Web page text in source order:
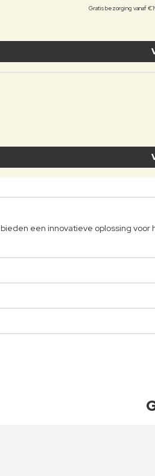
Gratis bezorging vanaf
een innovatieve oplossing